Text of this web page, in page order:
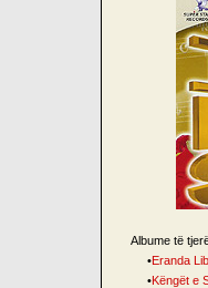
Albume të
•Eranda
•Këngët e